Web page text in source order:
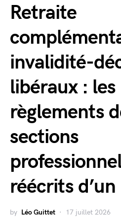
Retraite
invalidité-
libéraux : les
règlements
sections
réécrits
by Léo Guittet 17 juillet 2026